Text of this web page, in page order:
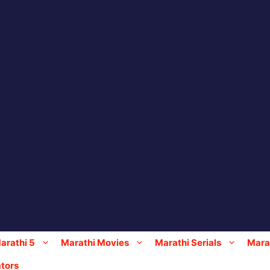
5 Marathi Movies Marathi Serials